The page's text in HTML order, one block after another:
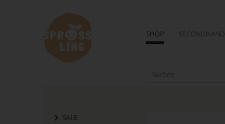
SHOP SECONDHAND
SALE